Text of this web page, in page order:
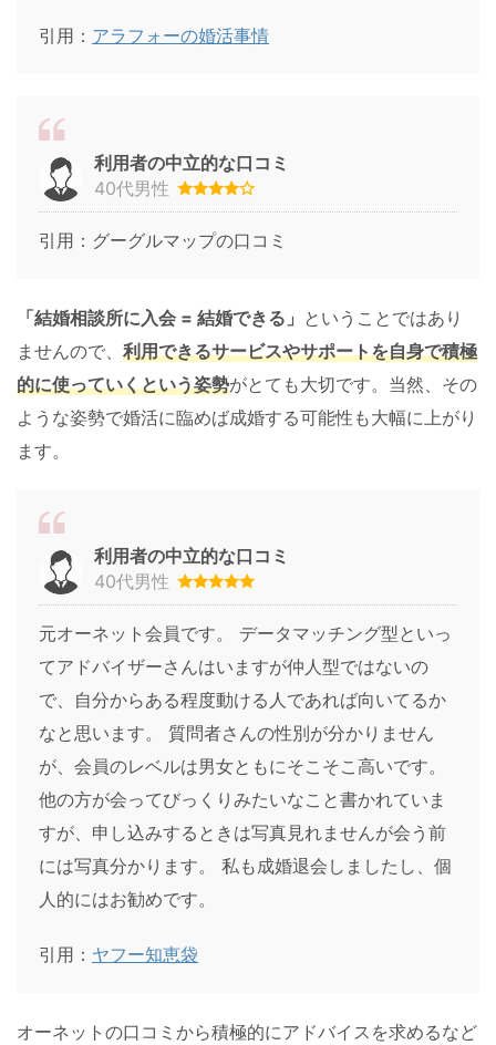
引用： アラフォーの婚活事情
利用者の中立的な口コミ
40代男性
引用：グーグルマップの口コミ
「結婚相談所に入会 = 結婚できる」 ということではあり
ませんので、 利用できるサービスやサポートを自身で積極
的に使っていくという姿勢がとても大切です。当然、その
ような姿勢で婚活に臨めば成婚する可能性も大幅に上がり
ます。
利用者の中立的な口コミ
40代男性
元オーネット会員です。 データマッチング型といっ
てアドバイザーさんはいますが仲人型ではないの
で、自分からある程度動ける人であれば向いてるか
なと思います。 質問者さんの性別が分かりません
が、会員のレベルは男女ともにそこそこ高いです。
他の方が会ってびっくりみたいなこと書かれていま
すが、申し込みするときは写真見れませんが会う前
には写真分かります。 私も成婚退会しましたし、個
人的にはお勧めです。
引用： ヤフー知恵袋
オーネットの口コミから積極的にアドバイスを求めるなど